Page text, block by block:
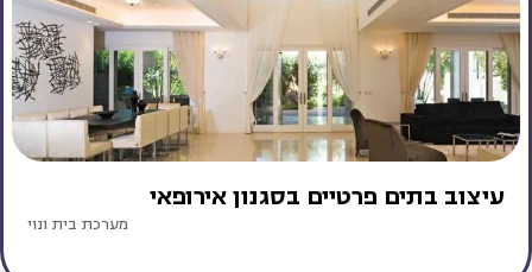
עיצוב בתים פרטיים בסגנון אירופאי
מערכת בית ונוי